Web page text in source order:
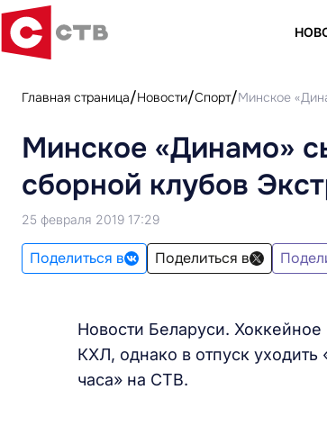
Главная страница Новости Спорт Минское
Минское «Динамо»
сборной клубов
25 февраля 2019 17:29
Поделиться в Поделиться в
Новости Беларуси.
КХЛ, однако в отпуск
часа» на СТВ.